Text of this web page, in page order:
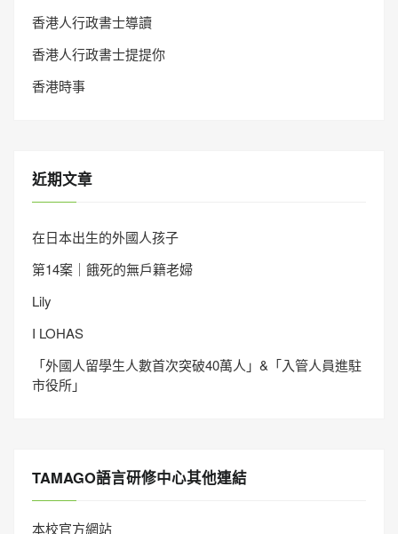
香港人行政書士導讀
香港人行政書士提提你
香港時事
近期文章
在日本出生的外國人孩子
第14案｜餓死的無戶籍老婦
Lily
I LOHAS
「外國人留學生人數首次突破40萬人」&「入管人員進駐
市役所」
TAMAGO語言研修中心其他連結
本校官方網站